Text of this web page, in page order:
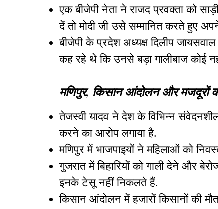
एक बीजेपी नेता ने राजद प्रवक्ता को
दें तो मोदी जी उसे सम्मानित करते हुए
बीजेपी के प्रदेश अध्यक्ष दिलीप
कह रहे थे कि उनसे बड़ा गालीबाज कोई
मणिपुर, किसान आंदोलन और मजदूरों
तेजस्वी यादव ने देश के विभिन्न
करने का आरोप लगाया है.
मणिपुर में भाजपाइयों ने महिलाओं को
गुजरात में बिहारियों को गाली देने और
इनके टेसू नहीं निकलते हैं.
किसान आंदोलन में हजारों किसानों की